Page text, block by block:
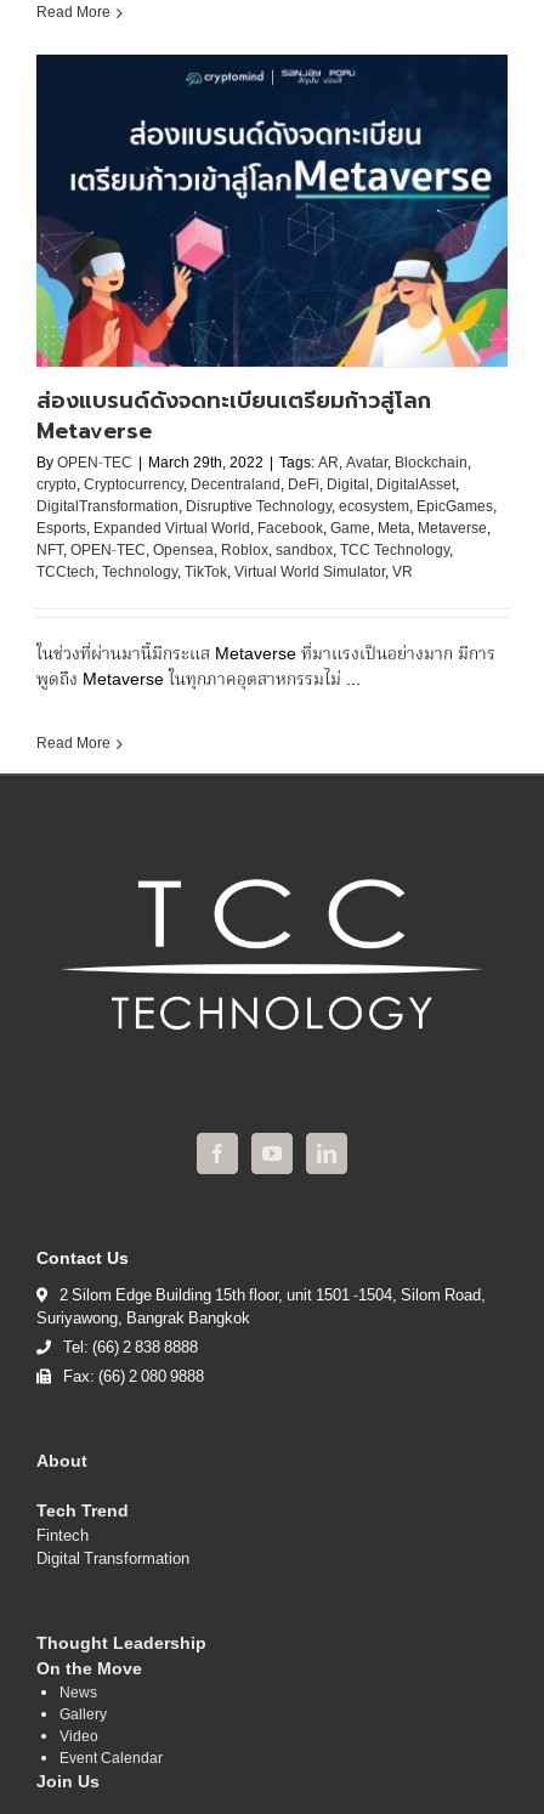
Read More
ส่องแบรนด์ดังจดทะเบียนเตรียมก้าวสู่โลก
Metaverse
ByOPEN-TEC | March 29th, 2022 | Tags:AR,Avatar, Blockchain,
crypto,Cryptocurrency, Decentraland, DeFi, Digital, DigitalAsset,
DigitalTransformation, Disruptive Technology,ecosystem, EpicGames,
Esports, Expanded Virtual World, Facebook,Game, Meta, Metaverse,
NFT,OPEN-TEC,Opensea, Roblox,sandbox,TCC Technology,
TCCtech,Technology,TikTok,Virtual World Simulator,VR
ในช่วงที่ผ่านมานี้มีกระแส Metaverse ที่มาแรงเป็นอย่างมาก มีการ
พูดถึง Metaverse ในทุกภาคอุตสาหกรรมไม่ ...
Read More
Contact Us
2 Silom Edge Building 15th floor, unit 1501 -1504, Silom Road,
Suriyawong, Bangrak Bangkok
Tel: (66) 2 838 8888
Fax: (66) 2 080 9888
About
Tech Trend
Fintech
Digital Transformation
Thought Leadership
On the Move
News
Gallery
Video
Event Calendar
Join Us